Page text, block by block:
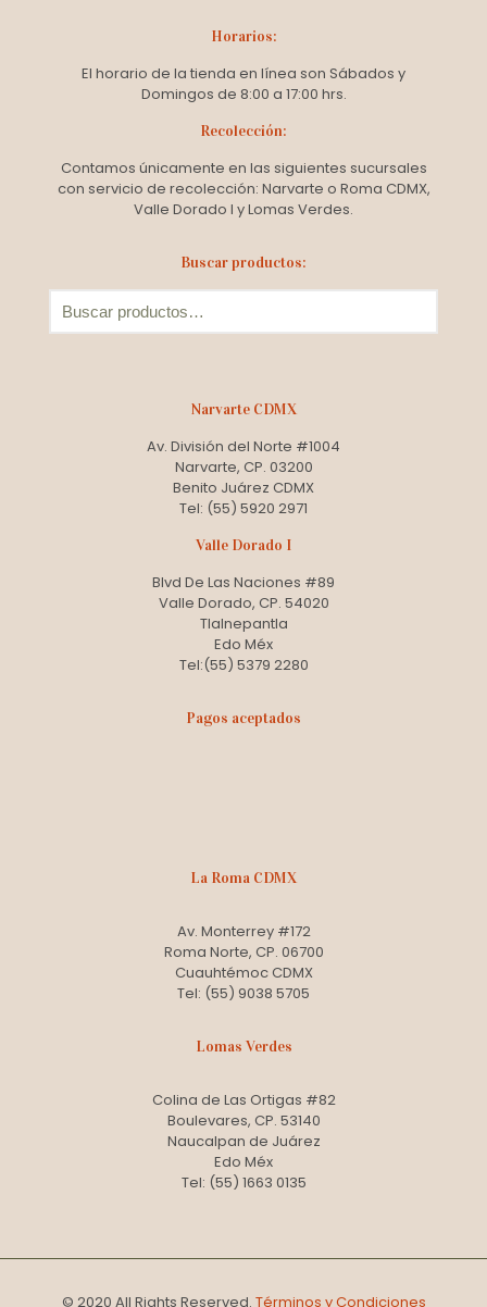
página
de
Horarios:
El horario de la tienda en línea son Sábados y
Domingos de 8:00 a 17:00 hrs.
Recolección:
Contamos únicamente en las siguientes sucursales
con servicio de recolección: Narvarte o Roma CDMX,
Valle Dorado I y Lomas Verdes.
Buscar productos:
Narvarte CDMX
Av. División del Norte #1004
Narvarte, CP. 03200
Benito Juárez CDMX
Tel: (55) 5920 2971
Valle Dorado I
Blvd De Las Naciones #89
Valle Dorado, CP. 54020
Tlalnepantla
Edo Méx
Tel:(55) 5379 2280
Pagos aceptados
La Roma CDMX
Av. Monterrey #172
Roma Norte, CP. 06700
Cuauhtémoc CDMX
Tel: (55) 9038 5705
Lomas Verdes
Colina de Las Ortigas #82
Boulevares, CP. 53140
Naucalpan de Juárez
Edo Méx
Tel: (55) 1663 0135
© 2020 All Rights Reserved. Términos y Condiciones